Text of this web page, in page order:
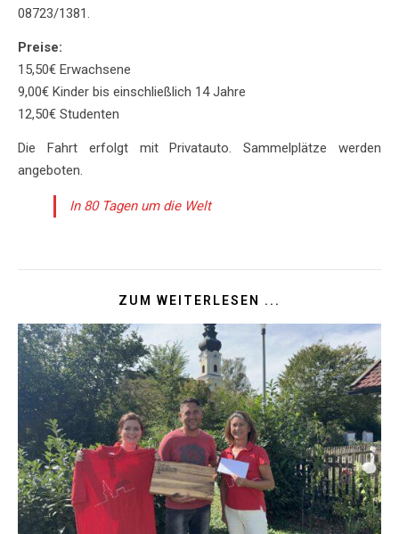
08723/1381.
Preise:
15,50€ Erwachsene
9,00€ Kinder bis einschließlich 14 Jahre
12,50€ Studenten
Die Fahrt erfolgt mit Privatauto. Sammelplätze werden
angeboten.
In 80 Tagen um die Welt
ZUM WEITERLESEN ...